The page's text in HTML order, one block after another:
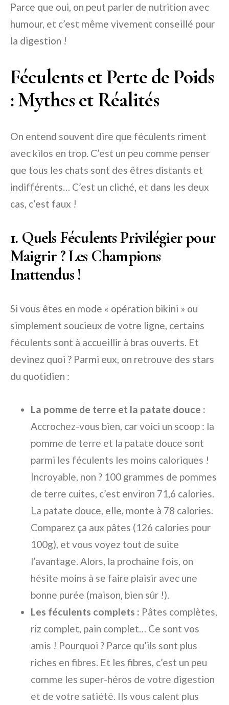
Parce que oui, on peut parler de nutrition avec
humour, et c’est même vivement conseillé pour
la digestion !
Féculents et Perte de Poids
: Mythes et Réalités
On entend souvent dire que féculents riment
avec kilos en trop. C’est un peu comme penser
que tous les chats sont des êtres distants et
indifférents… C’est un cliché, et dans les deux
cas, c’est faux !
1. Quels Féculents Privilégier pour
Maigrir ? Les Champions
Inattendus !
Si vous êtes en mode « opération bikini » ou
simplement soucieux de votre ligne, certains
féculents sont à accueillir à bras ouverts. Et
devinez quoi ? Parmi eux, on retrouve des stars
du quotidien :
La pomme de terre et la patate douce :
Accrochez-vous bien, car voici un scoop : la
pomme de terre et la patate douce sont
parmi les féculents les moins caloriques !
Incroyable, non ? 100 grammes de pommes
de terre cuites, c’est environ 71,6 calories.
La patate douce, elle, monte à 78 calories.
Comparez ça aux pâtes (126 calories pour
100g), et vous voyez tout de suite
l’avantage. Alors, la prochaine fois, on
hésite moins à se faire plaisir avec une
bonne purée (maison, bien sûr !).
Les féculents complets : Pâtes complètes,
riz complet, pain complet… Ce sont vos
amis ! Pourquoi ? Parce qu’ils sont plus
riches en fibres. Et les fibres, c’est un peu
comme les super-héros de votre digestion
et de votre satiété. Ils vous calent plus